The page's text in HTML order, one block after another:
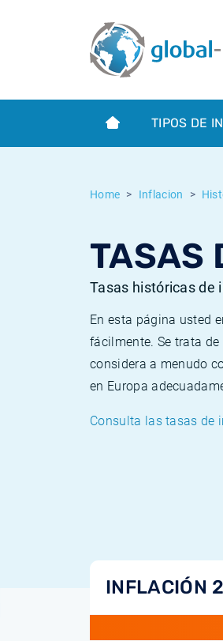
TIPOS DE
Home Inflacion
TASAS
Tasas históricas de
En esta página usted
fácilmente. Se trata
considera a menudo
en Europa
Consulta las tasas de
INFLACIÓN
Term SOFR
¿Qué es la inflación IPC?
¿Qué es la inflación IPCA?
Inflación Mexicano - IPC
Euribor - histórico
ESTER - histórico
Calculadora de inflación